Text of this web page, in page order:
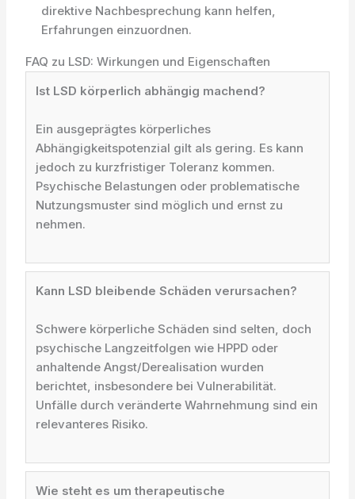
direktive Nachbesprechung kann helfen,
Erfahrungen einzuordnen.
FAQ zu LSD: Wirkungen und Eigenschaften
Ist LSD körperlich abhängig machend?
Ein ausgeprägtes körperliches
Abhängigkeitspotenzial gilt als gering. Es kann
jedoch zu kurzfristiger Toleranz kommen.
Psychische Belastungen oder problematische
Nutzungsmuster sind möglich und ernst zu
nehmen.
Kann LSD bleibende Schäden verursachen?
Schwere körperliche Schäden sind selten, doch
psychische Langzeitfolgen wie HPPD oder
anhaltende Angst/Derealisation wurden
berichtet, insbesondere bei Vulnerabilität.
Unfälle durch veränderte Wahrnehmung sind ein
relevanteres Risiko.
Wie steht es um therapeutische